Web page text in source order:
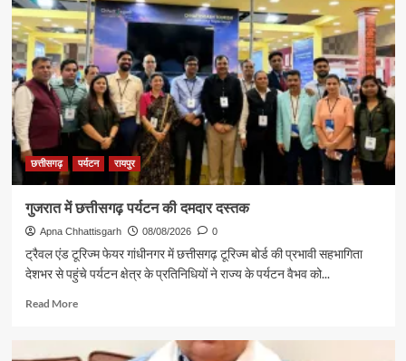
छत्तीसगढ़ पर्यटन रायपुर
गुजरात में छत्तीसगढ़ पर्यटन की दमदार दस्तक
Apna Chhattisgarh 08/08/2026 0
ट्रैवल एंड टूरिज्म फेयर गांधीनगर में छत्तीसगढ़ टूरिज्म बोर्ड की प्रभावी सहभागिता
देशभर से पहुंचे पर्यटन क्षेत्र के प्रतिनिधियों ने राज्य के पर्यटन वैभव को...
Read MoreRead
गुजरात